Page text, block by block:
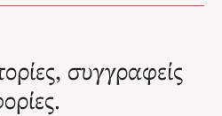
Το βιβλίο έχει μεταφραστεί σε
(2019) ήταν φιναλίστ για το
έχει μεταφραστεί σε περισσότερες
συγγραφείς